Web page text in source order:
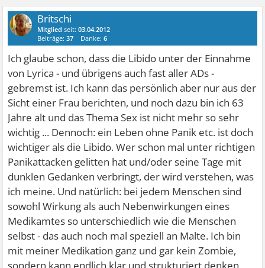
Britschi
Mitglied seit:03.04.2012
Beiträge:37 Danke:6
Ich glaube schon, dass die Libido unter der Einnahme
von Lyrica - und übrigens auch fast aller ADs -
gebremst ist. Ich kann das persönlich aber nur aus der
Sicht einer Frau berichten, und noch dazu bin ich 63
Jahre alt und das Thema Sex ist nicht mehr so sehr
wichtig ... Dennoch: ein Leben ohne Panik etc. ist doch
wichtiger als die Libido. Wer schon mal unter richtigen
Panikattacken gelitten hat und/oder seine Tage mit
dunklen Gedanken verbringt, der wird verstehen, was
ich meine. Und natürlich: bei jedem Menschen sind
sowohl Wirkung als auch Nebenwirkungen eines
Medikamtes so unterschiedlich wie die Menschen
selbst - das auch noch mal speziell an Malte. Ich bin
mit meiner Medikation ganz und gar kein Zombie,
sondern kann endlich klar und strukturiert denken